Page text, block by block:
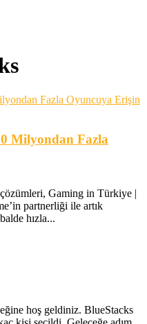
Milyondan Fazla
Gaming in Türkiye |
partnerliği ile artık
hızla...
hoş geldiniz. BlueStacks